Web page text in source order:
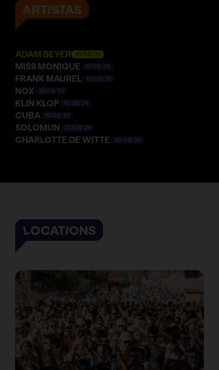
ARTISTAS
ADAM BEYER 15/08/26
MISS MONIQUE 15/08/26
FRANK MAUREL 15/08/26
NOX 15/08/26
KLIN KLOP 15/08/26
CUBA 15/08/26
SOLOMUN 22/08/26
CHARLOTTE DE WITTE 30/08/26
LOCATIONS